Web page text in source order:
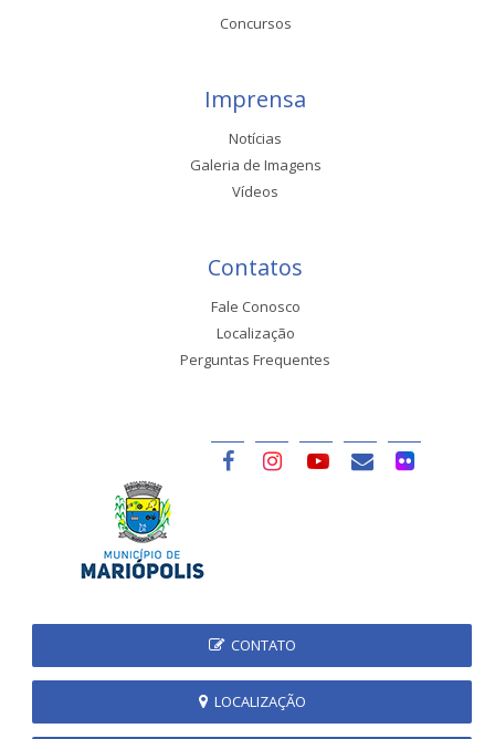
Concursos
Imprensa
Notícias
Galeria de Imagens
Vídeos
Contatos
Fale Conosco
Localização
Perguntas Frequentes
CONTATO
LOCALIZAÇÃO